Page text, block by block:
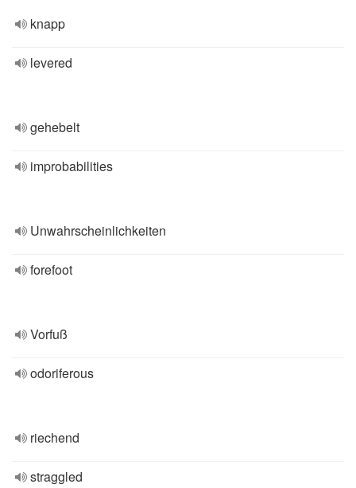
knapp
levered
gehebelt
improbabilities
Unwahrscheinlichkeiten
forefoot
Vorfuß
odoriferous
riechend
straggled